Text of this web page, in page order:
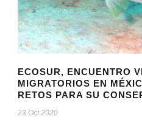
ECOSUR, ENCUENTRO
MIGRATORIOS EN
RETOS PARA SU
23 Oct 2020